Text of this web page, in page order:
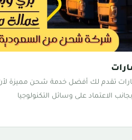
تقدم لك أفضل خدمة شحن مميزة
الاعتماد على وسائل التكنولوجيا